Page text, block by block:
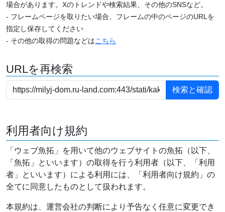
場合があります。Xのトレンドや検索結果、その他のSNSなど。
- フレームページを取りたい場合、フレームの中のページのURLを
指定し保存してください
- その他の取得の問題などはこちら
URLを再検索
利用者向け規約
「ウェブ魚拓」を用いて他のウェブサイトの魚拓（以下、
「魚拓」といいます）の取得を行う利用者（以下、「利用
者」といいます）による利用には、「利用者向け規約」の
全てに同意したものとして扱われます。
本規約は、運営会社の判断により予告なく任意に変更でき